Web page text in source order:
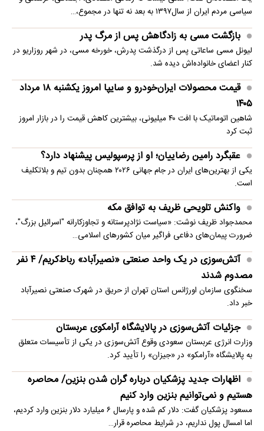
سیاسی مردم ایران از سال۱۳۹۷ به بعد نه تنها در مجموع،…
بازگشت مسی به زادگاهش پس از مرگ پدر
لیونل مسی ساعاتی پس از درگذشت پدرش، خورخه مسی، در شهر روزاریو در
کنار اعضای خانواده‌اش دیده شد.
قیمت محصولات ایران‌خودرو و سایپا امروز یکشنبه ۱۸ مرداد
۱۴۰۵
شاهین اتوماتیک با افت ۴۰ میلیونی، بیشترین کاهش قیمت را در بازار امروز
ثبت کرد
عقبگرد رامین رضاییان؛ او از پرسپولیس پیشنهاد دارد؟
یکی از بهترین‌های ایران در جام جهانی ۲۰۲۶ همچنان بدون تیم و بلاتکلیف
است.
واکنش تلویحی ظریف به توافق مکه
محمدجواد ظریف نوشت: «سیاست نژادپرستانه و تجاوزکارانه "اسرائیل بزرگ"،
ضرورت پیمان‌های دفاعی فراگیر میان کشورهای اسلامی…
آتش‌سوزی در یک واحد صنعتی «نصیرآباد» رباط‌کریم/ ۴ نفر
مصدوم شدند
سخنگوی سازمان اورژانس استان تهران از حریق در شهرک صنعتی نصیرآباد
خبر داد.
جزئیات آتش‌سوزی در پالایشگاه آرامکوی عربستان
وزارت انرژی عربستان سعودی وقوع آتش‌سوزی در یکی از تأسیسات متعلق
به پالایشگاه «آرامکو» در «جیزان» را تأیید کرد.
اظهارات جدید پزشکیان درباره گران شدن بنزین/ محاصره
هستیم و نمی‌توانیم بنزین وارد کنیم
مسعود پزشکیان گفت: دلار کم شده و پارسال ۶ میلیارد دلار بنزین وارد کردیم،
اما امسال پول نداریم، در شرایط محاصره قرار…